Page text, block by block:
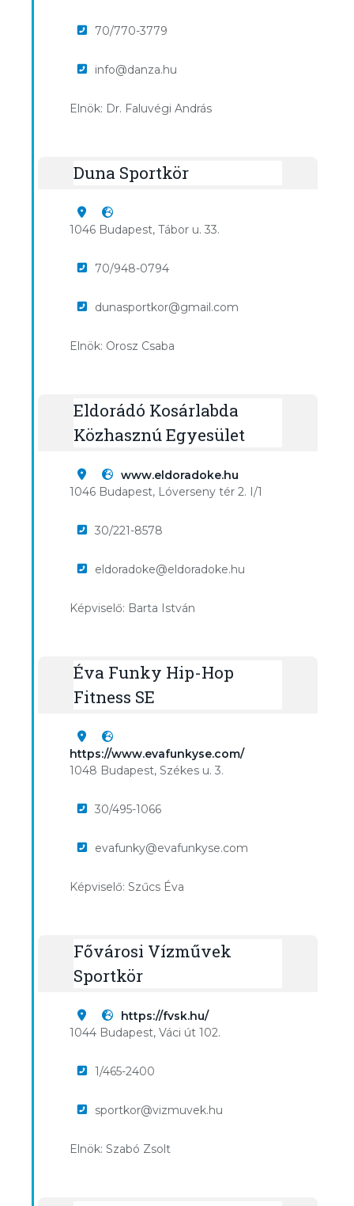
70/770-3779
info@danza.hu
Elnök: Dr. Faluvégi András
Duna Sportkör
1046 Budapest, Tábor u. 33.
70/948-0794
dunasportkor@gmail.com
Elnök: Orosz Csaba
Eldorádó Kosárlabda
Közhasznú Egyesület
www.eldoradoke.hu
1046 Budapest, Lóverseny tér 2. I/1
30/221-8578
eldoradoke@eldoradoke.hu
Képviselő: Barta István
Éva Funky Hip-Hop
Fitness SE
https://www.evafunkyse.com/
1048 Budapest, Székes u. 3.
30/495-1066
evafunky@evafunkyse.com
Képviselő: Szűcs Éva
Fővárosi Vízművek
Sportkör
https://fvsk.hu/
1044 Budapest, Váci út 102.
1/465-2400
sportkor@vizmuvek.hu
Elnök: Szabó Zsolt